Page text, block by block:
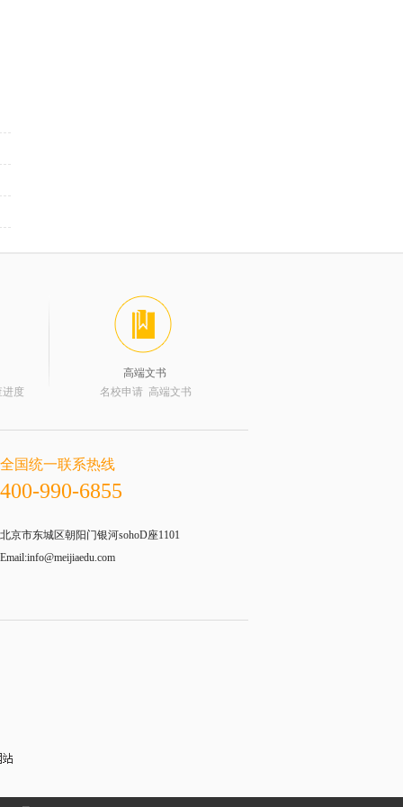
度
高端文书
名校申请 高端文书
全国统一联系热线
400-990-6855
北京市东城区朝阳门银河sohoD座1101
Email:info@meijiaedu.com